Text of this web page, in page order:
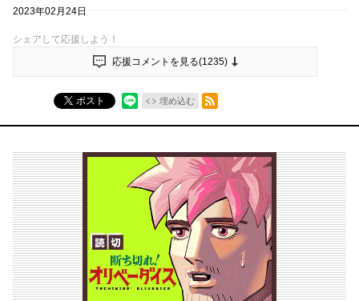
2023年02月24日
シェアして応援しよう！
応援コメントを見る(1235)
ポスト 埋め込む
RSSフィード